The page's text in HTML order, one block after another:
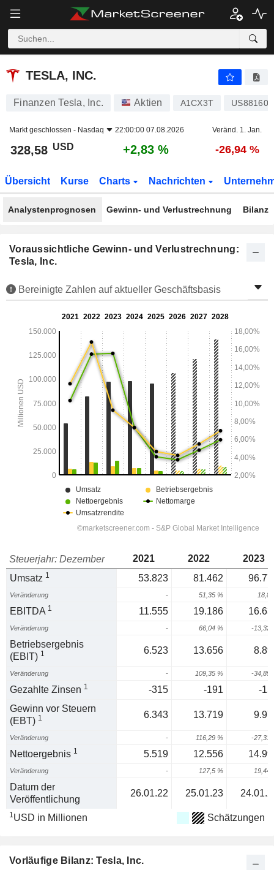
TESLA, INC.
TESLA, INC.
Finanzen Tesla, Inc. Aktien A1CX3T
Markt geschlossen - Nasdaq 22:00:00 07.08.2026 Veränd. 1. Jan.
328,58 USD +2,83 % -26,94 %
Übersicht Kurse Charts Nachrichten
Analystenprognosen Gewinn- und Verlustrechnung Bilanz
Voraussichtliche Gewinn- und Verlustrechnung:
Tesla, Inc.
Bereinigte Zahlen auf aktueller Geschäftsbasis
Steuerjahr: Dezember 2021 2022
2023
Umsatz 1 53.823 81.462
Veränderung - 51,35 % 18,8
EBITDA 1 11.555 19.186
Veränderung - 66,04 % -13,32
Betriebsergebnis
(EBIT) 1 6.523 13.656
Veränderung - 109,35 % -34,89
Gezahlte Zinsen 1 -315 -191
-
Gewinn vor Steuern
(EBT) 1 6.343 13.719
Veränderung - 116,29 % -27,31
Nettoergebnis 1 5.519 12.556
Veränderung - 127,5 % 19,44
Datum der
Veröffentlichung
26.01.22 25.01.23
1USD in Millionen Schätzungen
Vorläufige Bilanz: Tesla, Inc.